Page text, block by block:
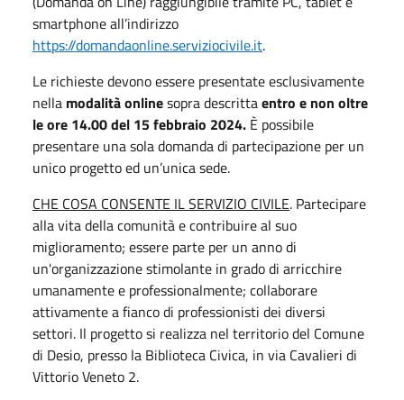
smartphone all’indirizzo
https://domandaonline.serviziocivile.it.
Le richieste devono essere presentate esclusivamente
nella modalità onlinesopra descrittaentro e non oltre
le ore 14.00 del 15 febbraio 2024. È possibile
presentare una sola domanda di partecipazione per un
unico progetto ed un’unica sede.
CHE COSA CONSENTE IL SERVIZIO CIVILE. Partecipare
alla vita della comunità e contribuire al suo
miglioramento; essere parte per un anno di
un'organizzazione stimolante in grado di arricchire
umanamente e professionalmente; collaborare
attivamente a fianco di professionisti dei diversi
settori. Il progetto si realizza nel territorio del Comune
di Desio, presso la Biblioteca Civica, in via Cavalieri di
Vittorio Veneto 2.